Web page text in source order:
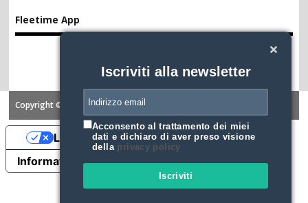
Iscriviti alla newsletter
Acconsento al trattamento dei miei
dati e dichiaro di aver preso visione
della privacy policy
Iscriviti
Fleetime App
Copyright ©2026. FLEETIME
Informativa sulla raccolta
Le tue preferenze relative alla privacy